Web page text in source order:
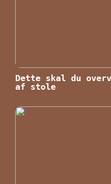
Dette skal du
af stole